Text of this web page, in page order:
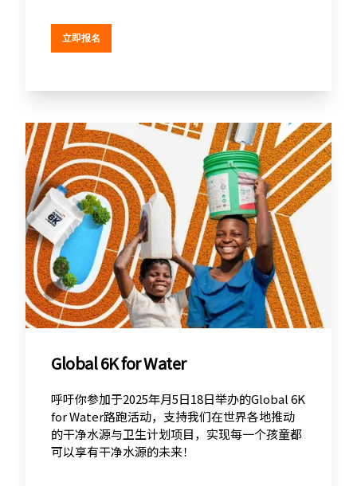
立即报名
Global 6K for Water
呼吁你参加于2025年月5日18日举办的Global 6K
for Water路跑活动，支持我们在世界各地推动
的干净水源与卫生计划项目，实现每一个孩童都
可以享有干净水源的未来！